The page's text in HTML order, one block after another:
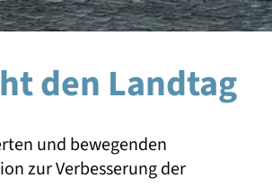
den Landtag
und bewegenden
zur Verbesserung der